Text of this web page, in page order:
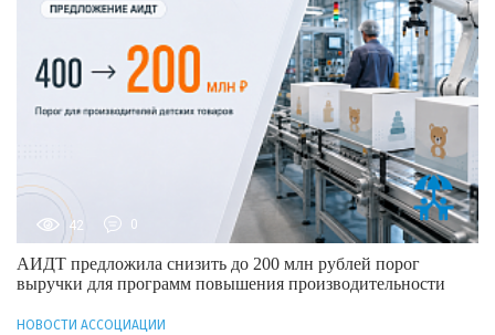
42 0
АИДТ предложила снизить до 200 млн рублей порог
выручки для программ повышения производительности
НОВОСТИ АССОЦИАЦИИ